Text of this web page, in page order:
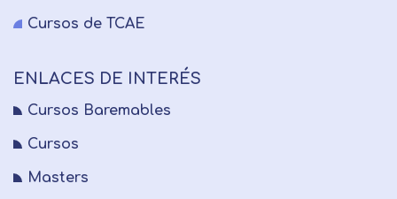
Cursos de TCAE
ENLACES DE INTERÉS
Cursos Baremables
Cursos
Masters